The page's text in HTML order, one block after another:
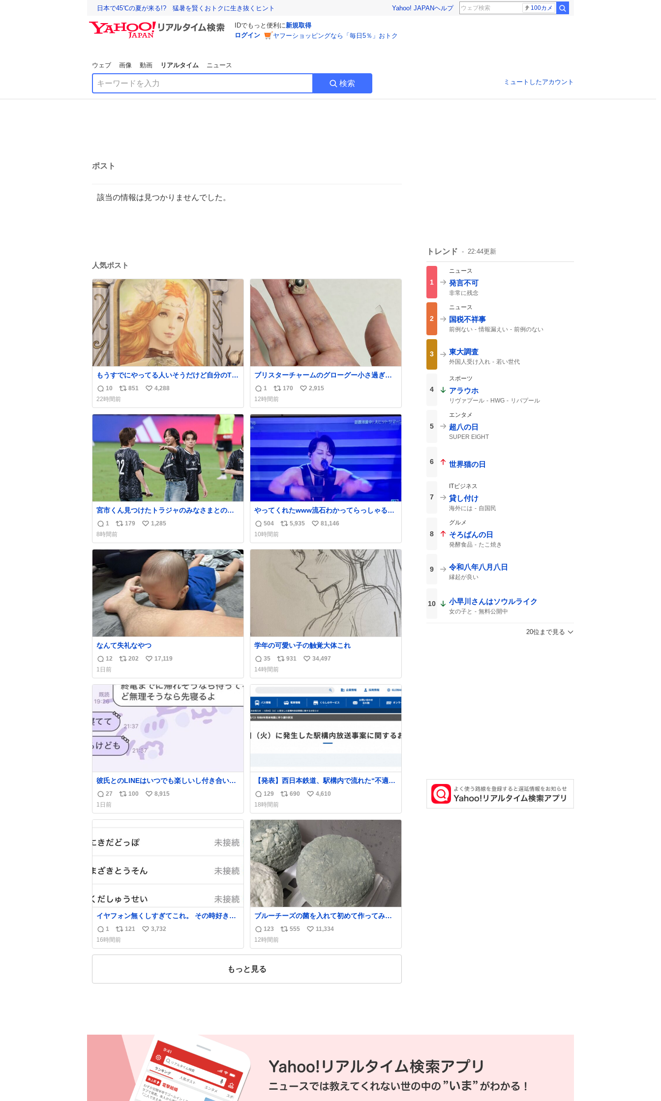
日本で45℃の夏が来る!? 猛暑を賢くおトクに生き抜くヒント Yahoo! JAPANヘルプ 100カメ
IDでもっと便利に新規取得
ログイン
ヤフーショッピングなら「毎日5％」おトク
ウェブ 画像 動画 リアルタイム ニュース
検索 ミュートしたアカウント
ポスト
該当の情報は見つかりませんでした。
人気ポスト
もうすでにやってる人いそうだけど自分のTL
で見かけてない
返
信
数
10
リ
ポ
ス
数
851
い
ね
数
4,288
22時間前
ブリスターチャームのグローグー小さ過ぎて
今コレ
返
信
数
1
リ
ポ
ス
ト
数
170
い
ね
数
2,915
12時間前
宮市くん見つけたトラジャのみなさまとのや
りとりが微笑ましかった…マリノス至上主義
なのでこれ見てて一気に好感度が爆上がりま
した…🥹
返
信
数
1
リ
ポ
ス
179
い
ね
数
1,285
8時間前
やってくれたwww流石わかってらっしゃる🤣
🤣🤣 #Mステ #西川貴教
返
信
数
504
リ
ス
5,935
い
ね
数
81,146
10時間前
なんて失礼なやつ
返
信
数
12
リ
ス
ト
数
202
い
ね
数
17,119
1日前
学年の可愛い子の触覚大体これ
返
信
数
35
リ
ポ
ス
数
931
い
ね
34,497
14時間前
彼氏とのLINEはいつでも楽しいし付き合いた
ての頃の嬉しかったLINEは無限にあるけど(同
棲前は1日で各50通くらい送りあってたし)最
近嬉しかったのはこれ
返
信
数
27
リ
ス
数
100
い
ね
8,915
1日前
【発表】西日本鉄道、駅構内で流れた“不適切
音声”に声明「被害届も検討」
news.livedoor.com/article/detail… 4日に西
鉄福岡（天神）駅および薬院駅で発生した駅
構内放送事案について声明を公表した。「第
三者によって駅構内放送設備に外部から不正
に音声が流された可能性も含めて確認を実
施」と説明した。
返
信
数
129
リ
ス
ト
数
690
い
ね
数
4,610
18時間前
イヤフォン無くしすぎてこれ。 その時好きだ
った男のセコムの名前にしてる
返
信
数
1
リ
ポ
ス
121
い
ね
3,732
16時間前
ブルーチーズの菌を入れて初めて作ってみた
チーズなんだけど 本能でちょっとヤバいと思
っちゃう見た目だな
返
信
数
123
リ
ス
555
い
ね
11,334
12時間前
もっと見る
トレンド 22:44更新
1
ニュース
発言不可
非常に残念
2
ニュース
国税不祥事
前例ない 情報漏えい 前例のない
3 東大調査
外国人受け入れ 若い世代
4
スポーツ
アラウホ
リヴァプール HWG
リバプール
バルサ
5
エンタメ
超八の日
SUPER EIGHT
6 世界猫の日
7
ITビジネス
貸し付け
海外には 自国民
8
グルメ
そろばんの日
発酵食品 たこ焼き
9 令和八年八月八日
縁起が良い
10 小早川さんはソウルライク
女の子と 無料公開中
20位まで見る